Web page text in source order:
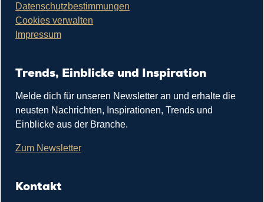
Datenschutzbestimmungen
Cookies verwalten
Impressum
Trends, Einblicke und Inspiration
Melde dich für unseren Newsletter an und erhalte die
neusten Nachrichten, Inspirationen, Trends und
Einblicke aus der Branche.
Zum Newsletter
Kontakt